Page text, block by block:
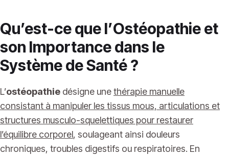
Qu’est-ce que l’Ostéopathie et
son Importance dans le
Système de Santé ?
L’ostéopathie désigne unethérapie manuelle
consistant à manipuler les tissus mous, articulations et
structures musculo-squelettiques pour restaurer
l’équilibre corporel, soulageant ainsi douleurs
chroniques, troubles digestifs ou respiratoires. En